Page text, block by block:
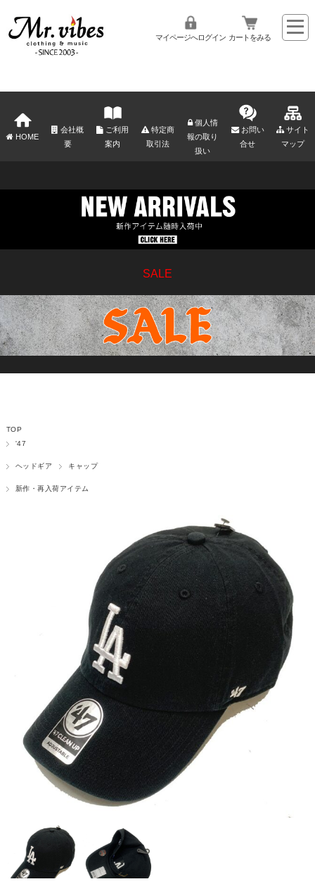
マイページへログイン カートをみる
HOME
会社概
要
ご利用
案内
特定商
取引法
個人情
報の取り
扱い
お問い
合せ
サイト
マップ
SALE
TOP
'47
ヘッドギア キャップ
新作・再入荷アイテム